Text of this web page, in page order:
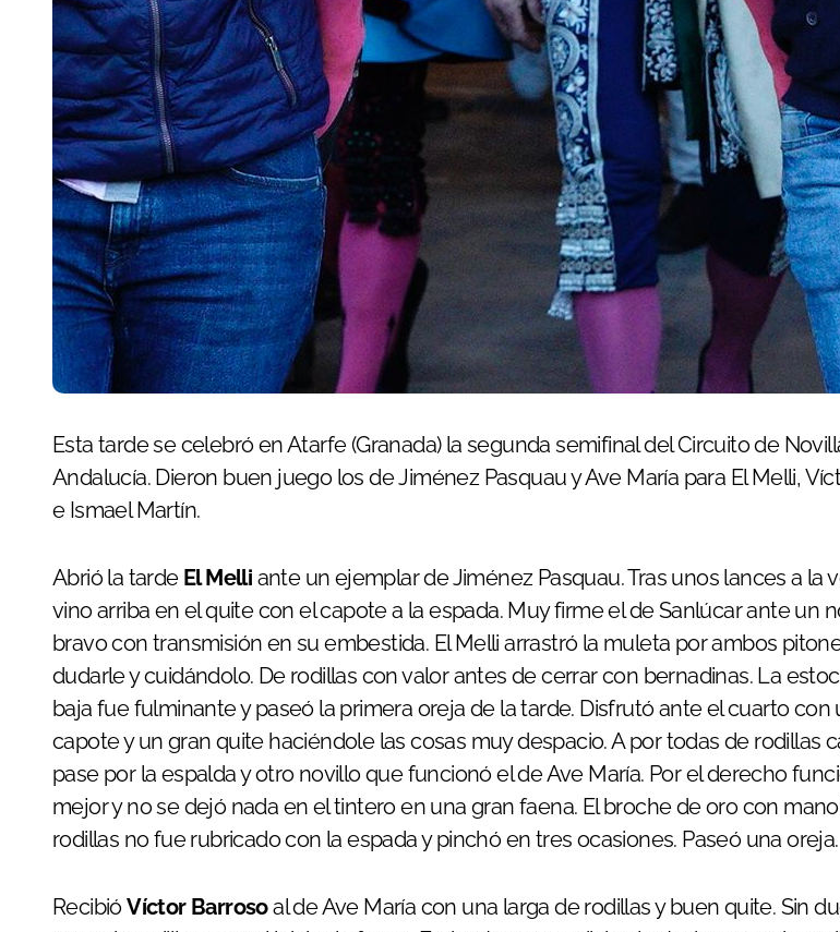
Esta tarde se celebró en Atarfe (Granada) la segunda semifinal del Circuito de Novilladas de
Andalucía. Dieron buen juego los de Jiménez Pasquau y Ave María para El Melli,
e Ismael Martín.
Abrió la tardeEl Melli ante un ejemplar de Jiménez Pasquau. Tras unos lances a la
vino arriba en el quite con el capote a la espada. Muy firme el de Sanlúcar ante un
bravo con transmisión en su embestida. El Melli arrastró la muleta por ambos
dudarle y cuidándolo. De rodillas con valor antes de cerrar con bernadinas. La
baja fue fulminante y paseó la primera oreja de la tarde. Disfrutó ante el cuarto con
capote y un gran quite haciéndole las cosas muy despacio. A por todas de rodillas
pase por la espalda y otro novillo que funcionó el de Ave María. Por el derecho
mejor y no se dejó nada en el tintero en una gran faena. El broche de oro con
rodillas no fue rubricado con la espada y pinchó en tres ocasiones. Paseó una oreja.
RecibióVíctor Barrosoal de Ave María con una larga de rodillas y buen quite. Sin